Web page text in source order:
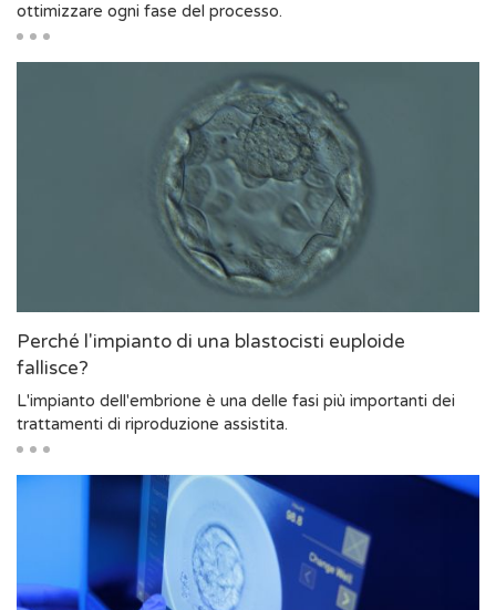
ottimizzare ogni fase del processo.
Perché l'impianto di una blastocisti euploide
fallisce?
L'impianto dell'embrione è una delle fasi più importanti dei
trattamenti di riproduzione assistita.